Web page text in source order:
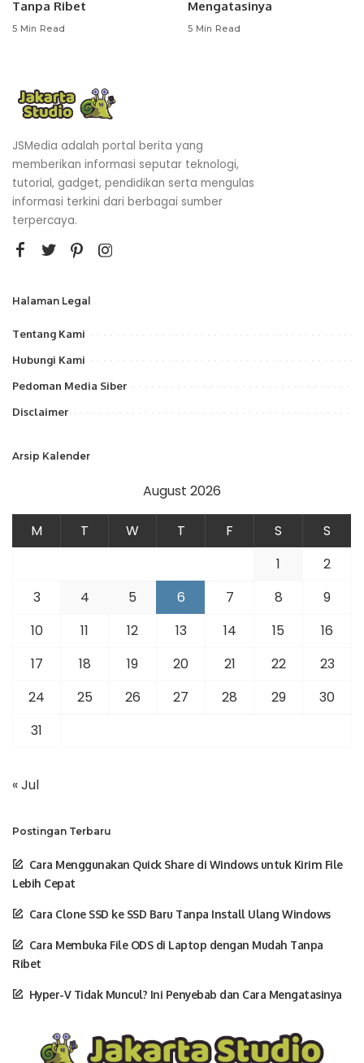
Tanpa Ribet
5 Min Read
Mengatasinya
5 Min Read
JSMedia adalah portal berita yang
memberikan informasi seputar teknologi,
tutorial, gadget, pendidikan serta mengulas
informasi terkini dari berbagai sumber
terpercaya.
Halaman Legal
Tentang Kami
Hubungi Kami
Pedoman Media Siber
Disclaimer
Arsip Kalender
August 2026
M T W T F S
S
1
2
3
4 5 6 7 8
9
10
11 12 13 14 15
16
17
18 19 20 21 22
23
24
25 26 27 28 29
30
31
« Jul
Postingan Terbaru
Cara Menggunakan Quick Share di Windows untuk Kirim File
Lebih Cepat
Cara Clone SSD ke SSD Baru Tanpa Install Ulang Windows
Cara Membuka File ODS di Laptop dengan Mudah Tanpa
Ribet
Hyper-V Tidak Muncul? Ini Penyebab dan Cara Mengatasinya